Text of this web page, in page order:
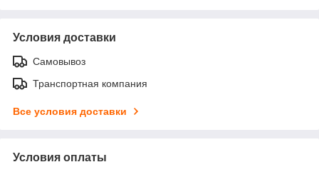
Условия доставки
Самовывоз
Транспортная компания
Все условия доставки
Условия оплаты